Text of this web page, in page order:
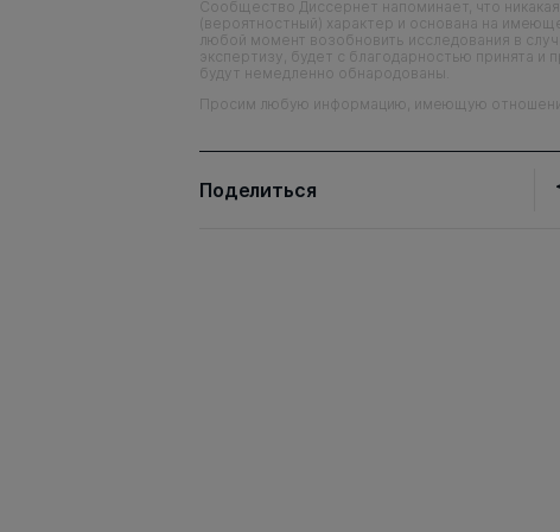
Сообщество Диссернет напоминает, что
(вероятностный) характер и основана на
любой момент возобновить исследования в
экспертизу, будет с благодарностью принята
будут немедленно обнародованы.
Просим любую информацию, имеющую
Поделиться